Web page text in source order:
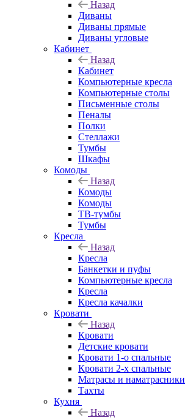
Назад
Диваны
Диваны прямые
Диваны угловые
Кабинет
Назад
Кабинет
Компьютерные кресла
Компьютерные столы
Письменные столы
Пеналы
Полки
Стеллажи
Тумбы
Шкафы
Комоды
Назад
Комоды
Комоды
ТВ-тумбы
Тумбы
Кресла
Назад
Кресла
Банкетки и пуфы
Компьютерные кресла
Кресла
Кресла качалки
Кровати
Назад
Кровати
Детские кровати
Кровати 1-о спальные
Кровати 2-х спальные
Матрасы и наматрасники
Тахты
Кухня
Назад